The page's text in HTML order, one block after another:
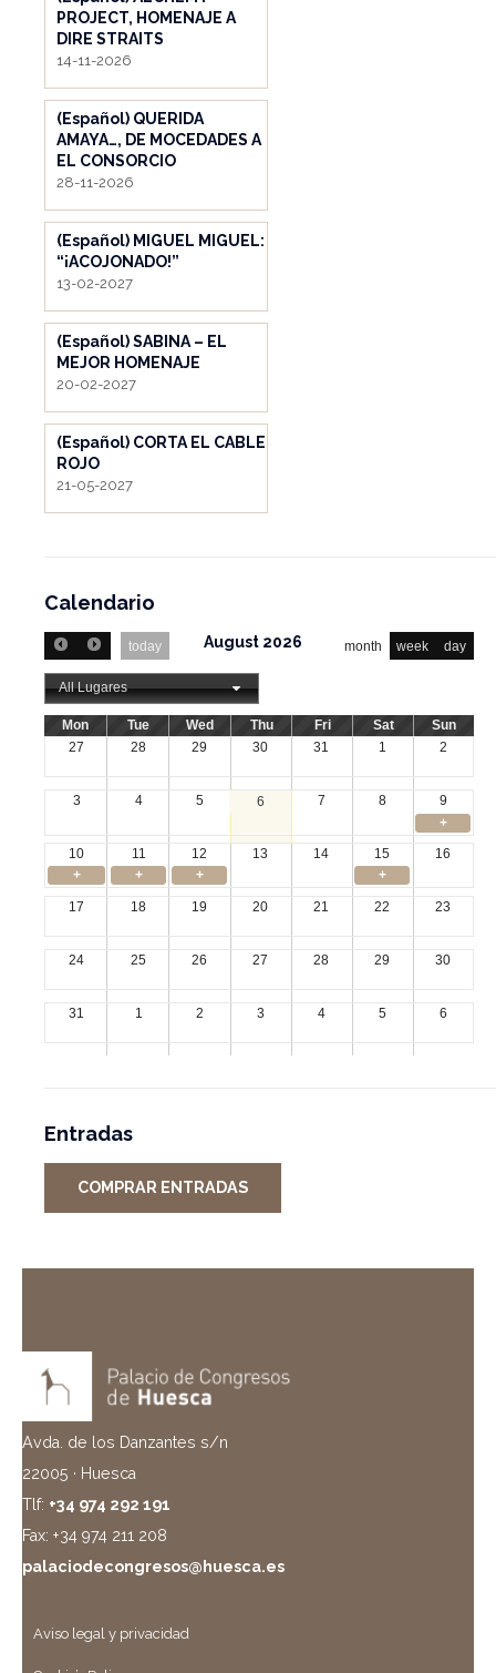
PROJECT, HOMENAJE A
DIRE STRAITS
14-11-2026
(Español) QUERIDA
AMAYA…, DE MOCEDADES A
EL CONSORCIO
28-11-2026
(Español) MIGUEL MIGUEL:
“¡ACOJONADO!”
13-02-2027
(Español) SABINA – EL
MEJOR HOMENAJE
20-02-2027
(Español) CORTA EL CABLE
ROJO
21-05-2027
Calendario
today month week day
August 2026
All Lugares
Mon Tue Wed Thu Fri Sat
Sun
27
28 29 30 31 1 2
3 4 5 6 7 8
9
+
10
11 12 13 14 15
16
+
+ + +
17 18 19 20 21 22 23
24 25 26 27 28 29 30
31 1 2 3 4 5 6
Entradas
COMPRAR ENTRADAS
Avda. de los Danzantes s/n
22005 · Huesca
Tlf: +34 974 292 191
Fax: +34 974 211 208
palaciodecongresos@huesca.es
Aviso legal y privacidad